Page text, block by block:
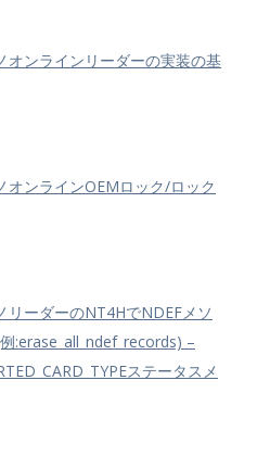
オンラインリーダーの実装の基
オンラインOEMロック/ロック
リーダーのNT4HでNDEFメソ
:erase_all_ndef_records) –
ステータスメ